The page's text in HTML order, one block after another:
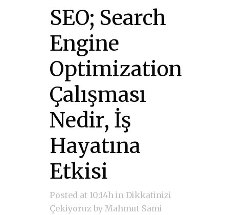
SEO; Search
Engine
Optimization
Çalışması
Nedir, İş
Hayatına
Etkisi
Posted at 10:14h in Dikkatinizi
Çekiyoruz by Mahmut Sami